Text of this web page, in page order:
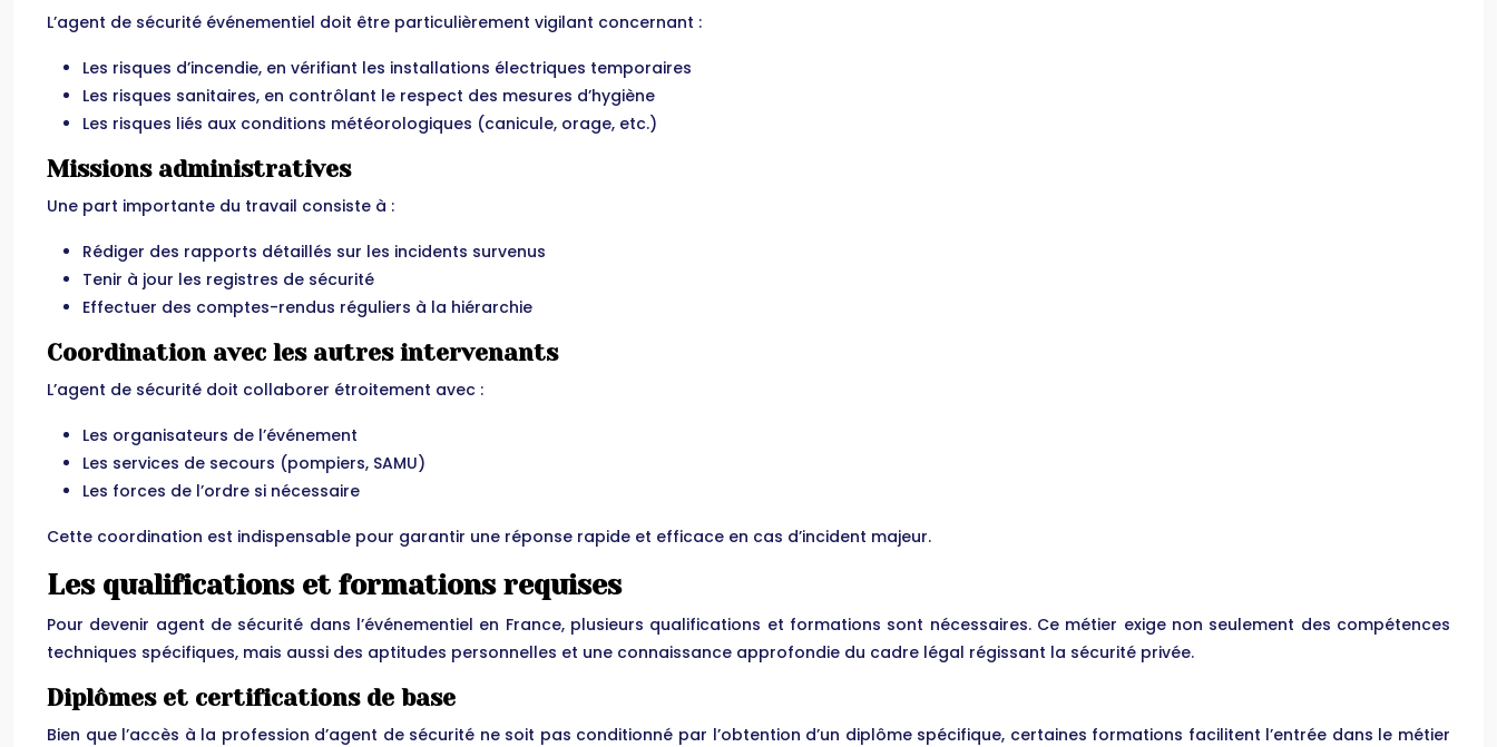
L’agent de sécurité événementiel doit être particulièrement vigilant concernant :
Les risques d’incendie, en vérifiant les installations électriques temporaires
Les risques sanitaires, en contrôlant le respect des mesures d’hygiène
Les risques liés aux conditions météorologiques (canicule, orage, etc.)
Missions administratives
Une part importante du travail consiste à :
Rédiger des rapports détaillés sur les incidents survenus
Tenir à jour les registres de sécurité
Effectuer des comptes-rendus réguliers à la hiérarchie
Coordination avec les autres intervenants
L’agent de sécurité doit collaborer étroitement avec :
Les organisateurs de l’événement
Les services de secours (pompiers, SAMU)
Les forces de l’ordre si nécessaire
Cette coordination est indispensable pour garantir une réponse rapide et efficace en cas d’incident majeur.
Les qualifications et formations requises
Pour devenir agent de sécurité dans l’événementiel en France, plusieurs qualifications et formations sont nécessaires. Ce métier exige non seulement des compétences
techniques spécifiques, mais aussi des aptitudes personnelles et une connaissance approfondie du cadre légal régissant la sécurité privée.
Diplômes et certifications de base
Bien que l’accès à la profession d’agent de sécurité ne soit pas conditionné par l’obtention d’un diplôme spécifique, certaines formations facilitent l’entrée dans le métier